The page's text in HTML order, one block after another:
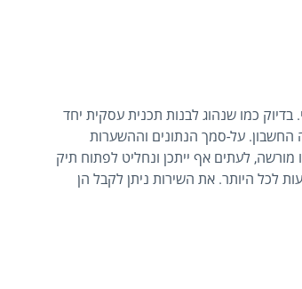
כמו שנהוג לבנות תכנית עסקית יחד
החשבון. על-סמך הנתונים וההשערות
לעתים אף ייתכן ונחליט לפתוח תיק
במשרדנו אנו שמחים להציע שירות לפתיחת תיק עד 48 שעות לכל היותר. את השירות ניתן לקבל הן